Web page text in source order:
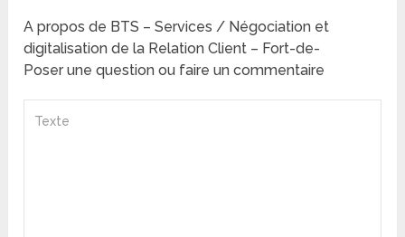
A propos de BTS – Services / Négociation et
digitalisation de la Relation Client – Fort-de-
Poser une question ou faire un commentaire